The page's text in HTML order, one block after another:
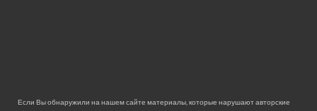
Если Вы обнаружили на нашем сайте материалы, которые нарушают авторские